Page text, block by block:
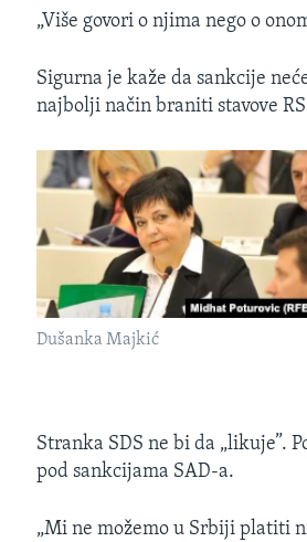
„Više govori o njima nego o
Sigurna je kaže da sankcije
najbolji način braniti stavove
Dušanka Majkić
Stranka SDS ne bi da „likuje”.
pod sankcijama SAD-a.
„Mi ne možemo u Srbiji platiti